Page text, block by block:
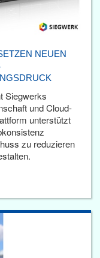
NEUEN
Siegwerks
und Cloud-
unterstützt
zu reduzieren